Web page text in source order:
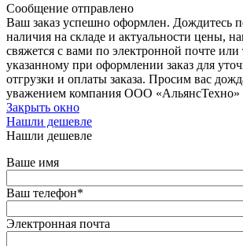
Сообщение отправлено
Ваш заказ успешно оформлен. Дождитесь
наличия на складе и актуальности цены,
свяжется с вами по электронной почте или
указанному при оформлении заказ для
отгрузки и оплаты заказа. Просим вас
уважением компания ООО «АльянсТехно»
Закрыть окно
Нашли дешевле
Нашли дешевле
Ваше имя
Ваш телефон*
Электронная почта